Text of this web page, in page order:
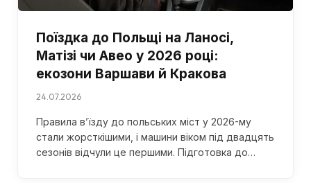
Поїздка до Польщі на Ланосі,
Матізі чи Авео у 2026 році:
екозони Варшави й Кракова
24.07.2026
Правила в’їзду до польських міст у 2026-му
стали жорсткішими, і машини віком під двадцять
сезонів відчули це першими. Підготовка до…